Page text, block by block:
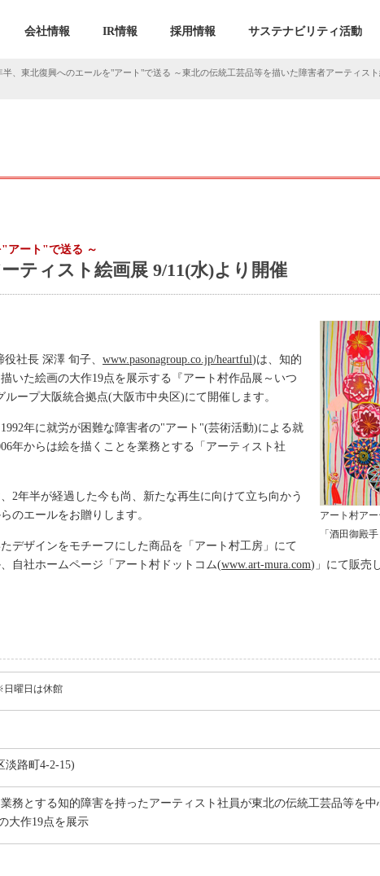
会社情報 IR情報 採用情報 サステナビリティ活動
半、東北復興へのエールを"アート"で送る ～東北の伝統工芸品等を描いた障害者アーティス
"アート"で送る ～
ティスト絵画展 9/11(水)より開催
アート村ア
「酒田御殿手
社長 深澤 旬子、 www.pasonagroup.co.jp/heartful)は、知的
いた絵画の大作19点を展示する『アート村作品展～いつ
ープ大阪統合拠点(大阪市中央区)にて開催します。
年に就労が困難な障害者の"アート"(芸術活動)による就
年からは絵を描くことを業務とする「アーティスト社
2年半が経過した今も尚、新たな再生に向けて立ち向かう
のエールをお贈りします。
デザインをモチーフにした商品を「アート村工房」にて
自社ホームページ「アート村ドットコム(www.art-mura.com)」にて販売
曜日は休館
淡路町4-2-15)
務とする知的障害を持ったアーティスト社員が東北の伝統工芸品等を中
大作19点を展示